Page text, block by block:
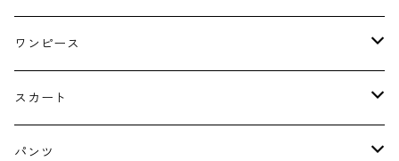
ジャケット
ブラウス・シャツ
Tシャツ・スウェット・パーカー
ニット・カーディガン
ワンピース
キャミソールワンピース
ジャンパースカート
スカート
ペチスカート
パンツ